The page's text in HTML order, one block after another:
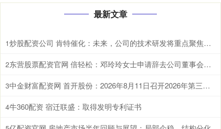
最新文章
1 炒股配资公司 肯特催化：未来，公司的技术研发将重点聚焦于现有生产工艺的优化迭代、全新产品开发以及前沿技术市场转化落地
2 东营股票配资官网 倍轻松：邓玲玲女士申请辞去公司董事会秘书职务
3 中金财富配资网 首开股份：2026年8月11日召开2026年第三次临时股东会
4牛360配资 宿迁联盛：取得发明专利证书